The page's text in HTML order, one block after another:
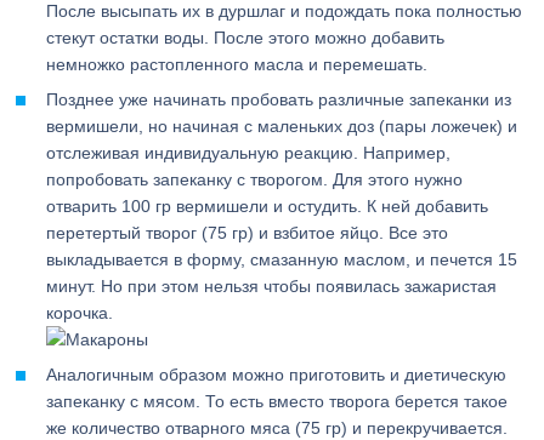
После высыпать их в дуршлаг и подождать пока полностью
стекут остатки воды. После этого можно добавить
немножко растопленного масла и перемешать.
Позднее уже начинать пробовать различные запеканки из
вермишели, но начиная с маленьких доз (пары ложечек) и
отслеживая индивидуальную реакцию. Например,
попробовать запеканку с творогом. Для этого нужно
отварить 100 гр вермишели и остудить. К ней добавить
перетертый творог (75 гр) и взбитое яйцо. Все это
выкладывается в форму, смазанную маслом, и печется 15
минут. Но при этом нельзя чтобы появилась зажаристая
корочка.
Аналогичным образом можно приготовить и диетическую
запеканку с мясом. То есть вместо творога берется такое
же количество отварного мяса (75 гр) и перекручивается.